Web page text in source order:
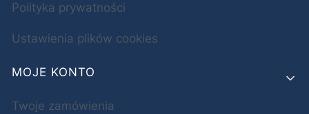
Polityka prywatności
Ustawienia plików cookies
MOJE KONTO
Twoje zamówienia